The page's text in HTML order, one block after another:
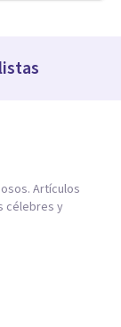
Artículos
célebres y